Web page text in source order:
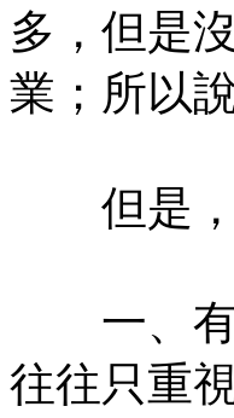
多，但是
業；所以
但是，
一、有
往往只重